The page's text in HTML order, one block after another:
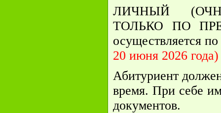
ЛИЧНЫЙ
ТОЛЬКО ПО
осуществляется
20 июня 2026 года)
Абитуриент
время. При себе
документов.